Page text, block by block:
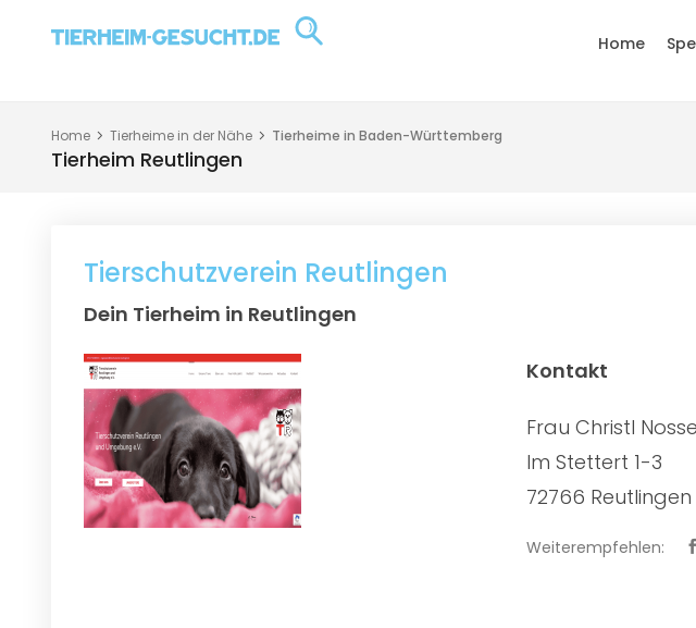
Home
Home Tierheime in der Nähe Tierheime in Baden-Württemberg
Tierheim Reutlingen
Tierschutzverein Reutlingen
Dein Tierheim in Reutlingen
Kontakt
Frau Christl
Im Stettert 1-3
72766 Reutlingen
Weiterempfehlen: